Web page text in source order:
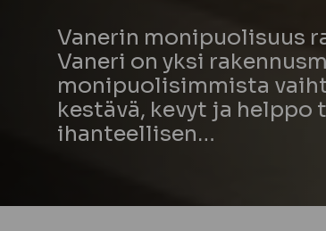
Vanerin monipuolisuus
Vaneri on yksi
monipuolisimmista
kestävä, kevyt ja helppo
ihanteellisen…